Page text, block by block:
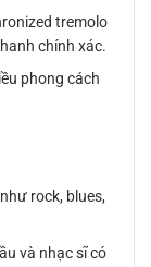
tremolo
chính xác.
phong cách
rock, blues,
và nhạc sĩ có